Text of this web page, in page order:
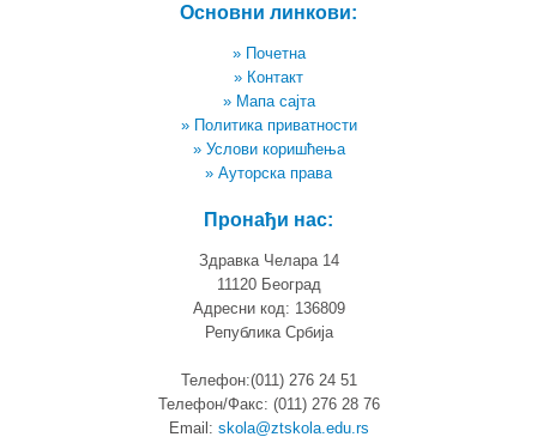
Основни линкови:
» Почетна
» Контакт
» Мапа сајта
» Политика приватности
» Услови коришћења
» Ауторска права
Пронађи нас:
Здравка Челара 14
11120 Београд
Адресни код: 136809
Република Србија
Телефон:(011) 276 24 51
Телефон/Факс: (011) 276 28 76
Email: skola@ztskola.edu.rs